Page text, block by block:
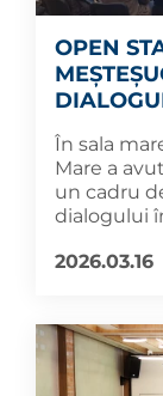
OPEN
În sala
Mare a
un cadru
dialogului
2026.03.16